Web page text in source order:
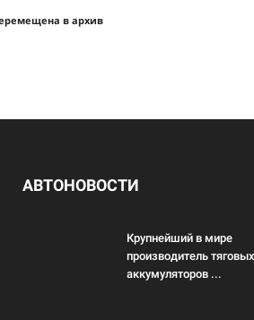
в архив
АВТОНОВОСТИ
Крупнейший в мире
производитель тяговых
аккумуляторов ...